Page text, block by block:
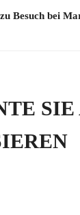
Besuch bei